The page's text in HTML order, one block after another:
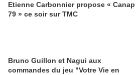
Etienne Carbonnier propose « Canap
79 » ce soir sur TMC
Bruno Guillon et Nagui aux
commandes du jeu "Votre Vie en